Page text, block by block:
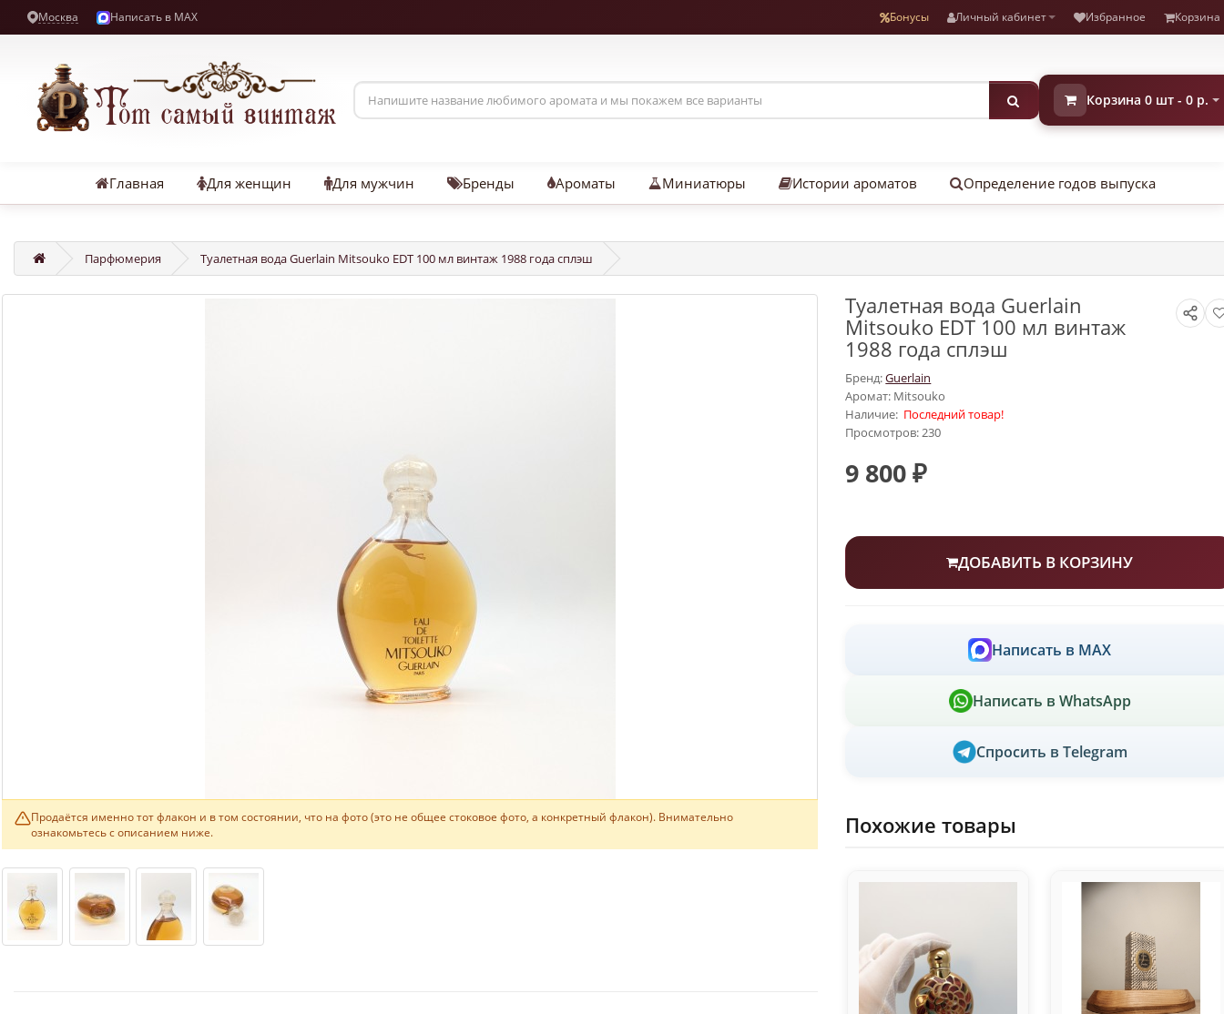
Москва Написать в MAX Бонусы Личный кабинет Избранное Корзина
Корзина 0 шт - 0 р.
Главная Для женщин Для мужчин Бренды Ароматы Миниатюры Истории ароматов Определение годов выпуска
Парфюмерия Туалетная вода Guerlain Mitsouko EDT 100 мл винтаж 1988 года сплэш
Продаётся именно тот флакон и в том состоянии, что на фото (это не общее стоковое фото, а конкретный флакон). Внимательно
ознакомьтесь с описанием ниже.
Туалетная вода Guerlain
Mitsouko EDT 100 мл винтаж
1988 года сплэш
Бренд:Guerlain
Аромат: Mitsouko
Наличие: Последний товар!
Просмотров: 230
9 800 ₽
ДОБАВИТЬ В КОРЗИНУ
Написать в MAX
Написать в WhatsApp
Спросить в Telegram
Похожие товары